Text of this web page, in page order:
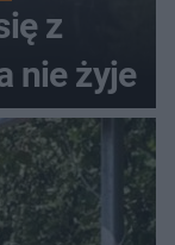
z
nie żyje